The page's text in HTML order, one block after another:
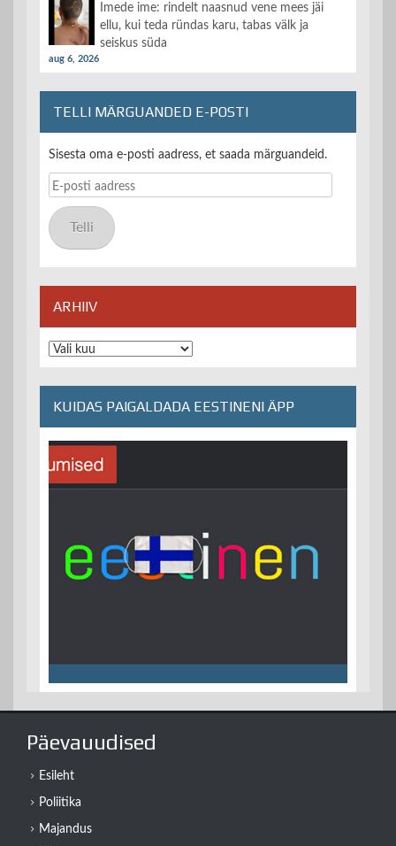
Imede ime: rindelt naasnud vene mees jäi
ellu, kui teda ründas karu, tabas välk ja
seiskus süda
aug 6, 2026
TELLI MÄRGUANDED E-POSTI
Sisesta oma e-posti aadress, et saada märguandeid.
E-
posti
aadress
Telli
ARHIIV
Arhiiv
KUIDAS PAIGALDADA EESTINENI ÄPP
Päevauudised
Esileht
Poliitika
Majandus